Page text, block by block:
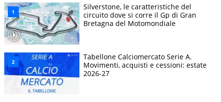
Silverstone, le caratteristiche del
circuito dove si corre il Gp di Gran
Bretagna del Motomondiale
Tabellone Calciomercato Serie A.
Movimenti, acquisti e cessioni: estate
2026-27